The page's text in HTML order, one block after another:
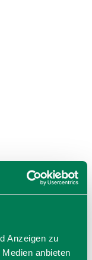
Anzeigen zu
anbieten